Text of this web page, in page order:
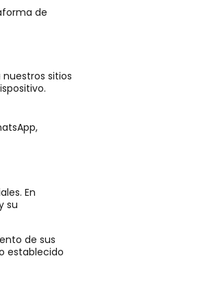
de
sitios
En
su
de sus
establecido